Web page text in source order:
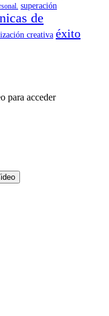
superación
de
creativa éxito
para acceder